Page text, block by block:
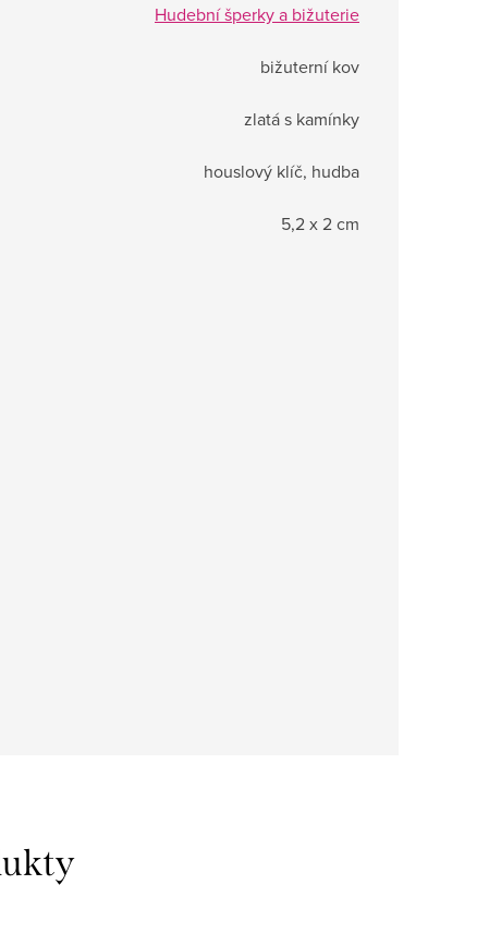
Hudební šperky a bižuterie
bižuterní kov
zlatá s kamínky
houslový klíč, hudba
5,2 x 2 cm